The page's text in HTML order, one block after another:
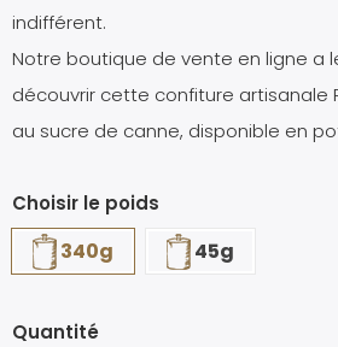
indifférent.
Notre boutique de vente en ligne a
découvrir cette confiture artisanale
au sucre de canne, disponible en
Choisir le poids
340g 45g
Quantité